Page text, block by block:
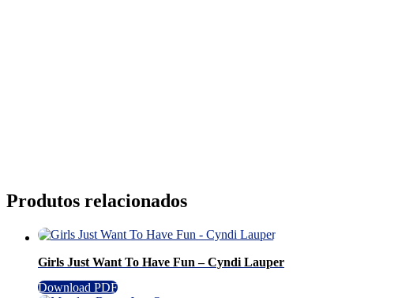
Produtos relacionados
Girls Just Want To Have Fun – Cyndi Lauper
Download PDF